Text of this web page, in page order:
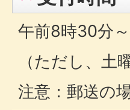
午前8時30分
（ただし、土
注意：郵送の